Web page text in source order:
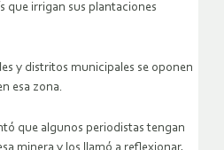
que irrigan sus plantaciones
y distritos municipales se oponen
esa zona.
que algunos periodistas tengan